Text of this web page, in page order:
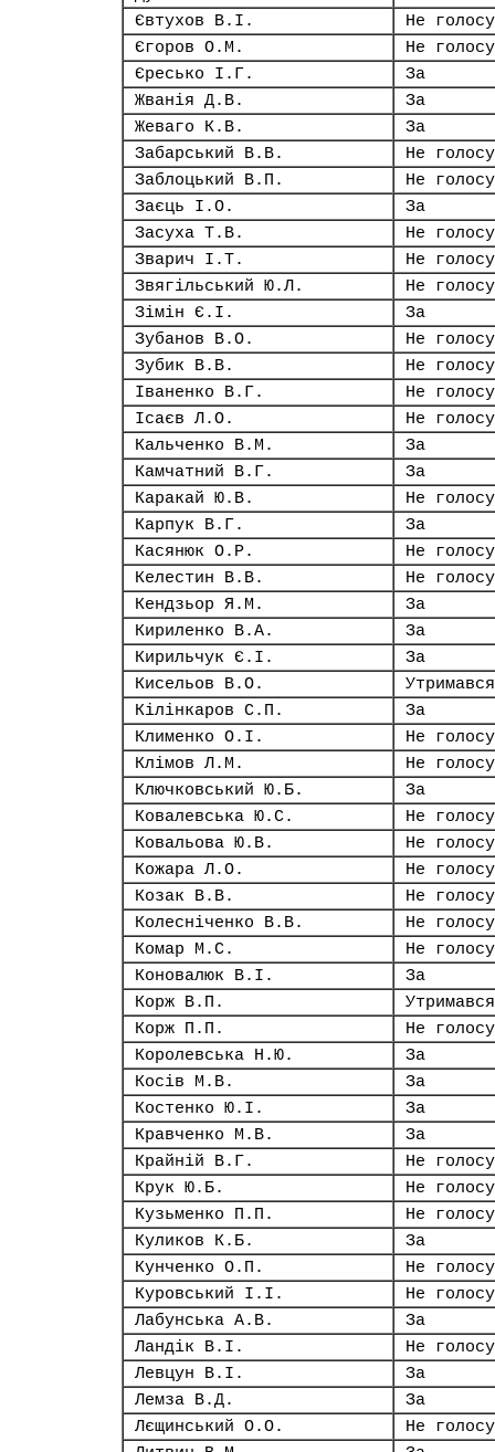
Євтухов В.І.
Не
Єгоров О.М.
Не
Єресько І.Г.
За
Жванія Д.В.
За
Жеваго К.В.
За
Забарський В.В.
Не
Заблоцький В.П.
Не
Заєць І.О.
За
Засуха Т.В.
Не
Зварич І.Т.
Не
Звягільський Ю.Л.
Не
Зімін Є.І.
За
Зубанов В.О.
Не
Зубик В.В.
Не
Іваненко В.Г.
Не
Ісаєв Л.О.
Не
Кальченко В.М.
За
Камчатний В.Г.
За
Каракай Ю.В.
Не
Карпук В.Г.
За
Касянюк О.Р.
Не
Келестин В.В.
Не
Кендзьор Я.М.
За
Кириленко В.А.
За
Кирильчук Є.І.
За
Кисельов В.О.
Утримався
Кілінкаров С.П.
За
Клименко О.І.
Не
Клімов Л.М.
Не
Ключковський Ю.Б.
За
Ковалевська Ю.С.
Не
Ковальова Ю.В.
Не
Кожара Л.О.
Не
Козак В.В.
Не
Колесніченко В.В.
Не
Комар М.С.
Не
Коновалюк В.І.
За
Корж В.П.
Утримався
Корж П.П.
Не
Королевська Н.Ю.
За
Косів М.В.
За
Костенко Ю.І.
За
Кравченко М.В.
За
Крайній В.Г.
Не
Крук Ю.Б.
Не
Кузьменко П.П.
Не
Куликов К.Б.
За
Кунченко О.П.
Не
Куровський І.І.
Не
Лабунська А.В.
За
Ландік В.І.
Не
Левцун В.І.
За
Лемза В.Д.
За
Лєщинський О.О.
Не